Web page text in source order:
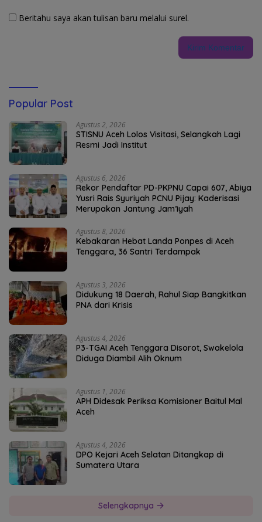
Beritahu saya akan tulisan baru melalui surel.
Popular Post
Agustus 2, 2026
STISNU Aceh Lolos Visitasi, Selangkah Lagi
Resmi Jadi Institut
Agustus 6, 2026
Rekor Pendaftar PD-PKPNU Capai 607, Abiya
Yusri Rais Syuriyah PCNU Pijay: Kaderisasi
Merupakan Jantung Jam’iyah
Agustus 8, 2026
Kebakaran Hebat Landa Ponpes di Aceh
Tenggara, 36 Santri Terdampak
Agustus 3, 2026
Didukung 18 Daerah, Rahul Siap Bangkitkan
PNA dari Krisis
Agustus 4, 2026
P3-TGAI Aceh Tenggara Disorot, Swakelola
Diduga Diambil Alih Oknum
Agustus 1, 2026
APH Didesak Periksa Komisioner Baitul Mal
Aceh
Agustus 4, 2026
DPO Kejari Aceh Selatan Ditangkap di
Sumatera Utara
Selengkapnya